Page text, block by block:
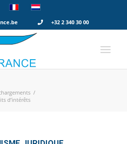
+32 2 340 30 00
/
d’intérêts